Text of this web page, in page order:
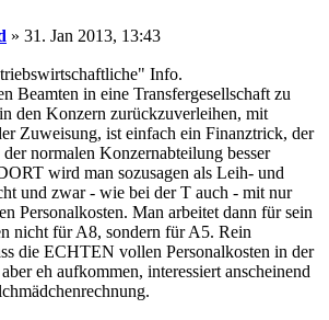
» 31. Jan 2013, 13:43
Info.
Beamten in eine Transfergesellschaft zu
den Konzern zurückzuverleihen, mit
Zuweisung, ist einfach ein Finanztrick, der
normalen Konzernabteilung besser
wird man sozusagen als Leih- und
und zwar - wie bei der T auch - mit nur
Personalkosten. Man arbeitet dann für sein
nicht für A8, sondern für A5. Rein
die ECHTEN vollen Personalkosten in der
eh aufkommen, interessiert anscheinend